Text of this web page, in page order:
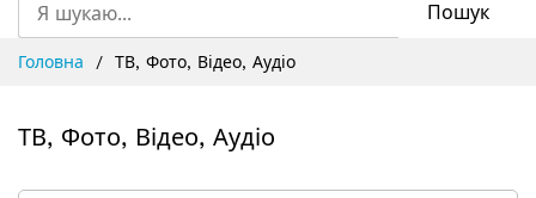
Пошук
Головна ТВ, Фото, Відео, Аудіо
ТВ, Фото, Відео, Аудіо